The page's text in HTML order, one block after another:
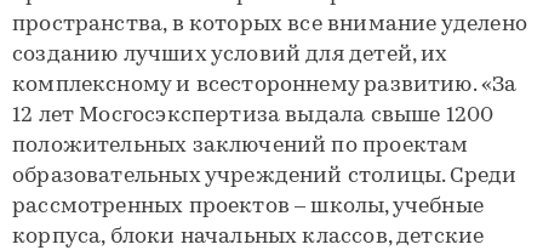
пространства, в которых все внимание уделено
созданию лучших условий для детей, их
комплексному и всестороннему развитию. «За
12 лет Мосгосэкспертиза выдала свыше 1200
положительных заключений по проектам
образовательных учреждений столицы. Среди
рассмотренных проектов – школы, учебные
корпуса, блоки начальных классов, детские